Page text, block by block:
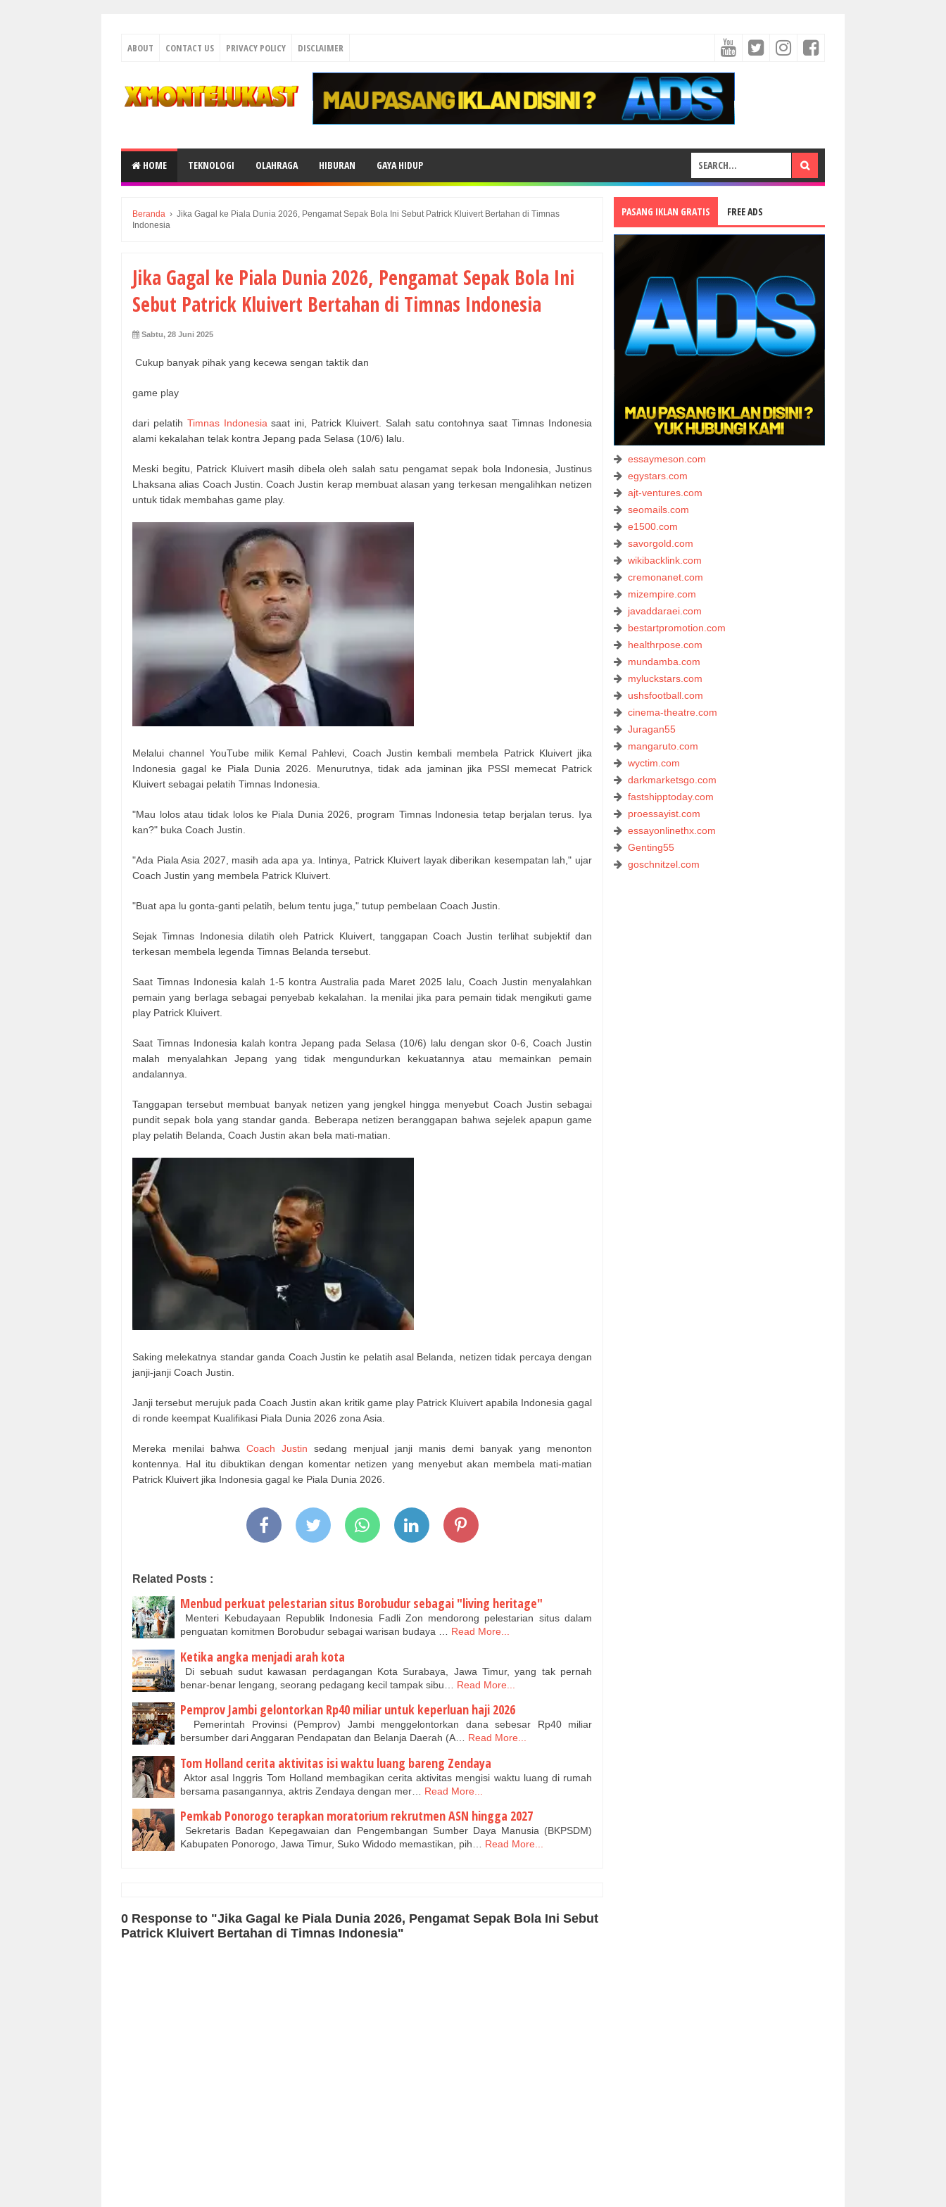
ABOUT CONTACT US PRIVACY POLICY DISCLAIMER
HOME TEKNOLOGI OLAHRAGA HIBURAN GAYA HIDUP
Beranda › Jika Gagal ke Piala Dunia 2026, Pengamat Sepak Bola Ini Sebut Patrick Kluivert Bertahan di Timnas
Indonesia
Jika Gagal ke Piala Dunia 2026, Pengamat Sepak Bola Ini
Sebut Patrick Kluivert Bertahan di Timnas Indonesia
Sabtu, 28 Juni 2025
Cukup banyak pihak yang kecewa sengan taktik dan
game play
dari pelatih Timnas Indonesia saat ini, Patrick Kluivert. Salah satu contohnya saat Timnas Indonesia
alami kekalahan telak kontra Jepang pada Selasa (10/6) lalu.
Meski begitu, Patrick Kluivert masih dibela oleh salah satu pengamat sepak bola Indonesia, Justinus
Lhaksana alias Coach Justin. Coach Justin kerap membuat alasan yang terkesan mengalihkan netizen
untuk tidak membahas game play.
Melalui channel YouTube milik Kemal Pahlevi, Coach Justin kembali membela Patrick Kluivert jika
Indonesia gagal ke Piala Dunia 2026. Menurutnya, tidak ada jaminan jika PSSI memecat Patrick
Kluivert sebagai pelatih Timnas Indonesia.
"Mau lolos atau tidak lolos ke Piala Dunia 2026, program Timnas Indonesia tetap berjalan terus. Iya
kan?" buka Coach Justin.
"Ada Piala Asia 2027, masih ada apa ya. Intinya, Patrick Kluivert layak diberikan kesempatan lah," ujar
Coach Justin yang membela Patrick Kluivert.
"Buat apa lu gonta-ganti pelatih, belum tentu juga," tutup pembelaan Coach Justin.
Sejak Timnas Indonesia dilatih oleh Patrick Kluivert, tanggapan Coach Justin terlihat subjektif dan
terkesan membela legenda Timnas Belanda tersebut.
Saat Timnas Indonesia kalah 1-5 kontra Australia pada Maret 2025 lalu, Coach Justin menyalahkan
pemain yang berlaga sebagai penyebab kekalahan. Ia menilai jika para pemain tidak mengikuti game
play Patrick Kluivert.
Saat Timnas Indonesia kalah kontra Jepang pada Selasa (10/6) lalu dengan skor 0-6, Coach Justin
malah menyalahkan Jepang yang tidak mengundurkan kekuatannya atau memainkan pemain
andalannya.
Tanggapan tersebut membuat banyak netizen yang jengkel hingga menyebut Coach Justin sebagai
pundit sepak bola yang standar ganda. Beberapa netizen beranggapan bahwa sejelek apapun game
play pelatih Belanda, Coach Justin akan bela mati-matian.
Saking melekatnya standar ganda Coach Justin ke pelatih asal Belanda, netizen tidak percaya dengan
janji-janji Coach Justin.
Janji tersebut merujuk pada Coach Justin akan kritik game play Patrick Kluivert apabila Indonesia gagal
di ronde keempat Kualifikasi Piala Dunia 2026 zona Asia.
Mereka menilai bahwa Coach Justin sedang menjual janji manis demi banyak yang menonton
kontennya. Hal itu dibuktikan dengan komentar netizen yang menyebut akan membela mati-matian
Patrick Kluivert jika Indonesia gagal ke Piala Dunia 2026.
Related Posts :
Menbud perkuat pelestarian situs Borobudur sebagai "living heritage"
Menteri Kebudayaan Republik Indonesia Fadli Zon mendorong pelestarian situs dalam
penguatan komitmen Borobudur sebagai warisan budaya …
Read More...
Ketika angka menjadi arah kota
Di sebuah sudut kawasan perdagangan Kota Surabaya, Jawa Timur, yang tak pernah
benar-benar lengang, seorang pedagang kecil tampak sibu…
Read More...
Pemprov Jambi gelontorkan Rp40 miliar untuk keperluan haji 2026
Pemerintah Provinsi (Pemprov) Jambi menggelontorkan dana sebesar Rp40 miliar
bersumber dari Anggaran Pendapatan dan Belanja Daerah (A…
Read More...
Tom Holland cerita aktivitas isi waktu luang bareng Zendaya
Aktor asal Inggris Tom Holland membagikan cerita aktivitas mengisi waktu luang di rumah
bersama pasangannya, aktris Zendaya dengan mer…
Read More...
Pemkab Ponorogo terapkan moratorium rekrutmen ASN hingga 2027
Sekretaris Badan Kepegawaian dan Pengembangan Sumber Daya Manusia (BKPSDM)
Kabupaten Ponorogo, Jawa Timur, Suko Widodo memastikan, pih…
Read More...
0 Response to "Jika Gagal ke Piala Dunia 2026, Pengamat Sepak Bola Ini Sebut
Patrick Kluivert Bertahan di Timnas Indonesia"
PASANG IKLAN GRATIS FREE ADS
essaymeson.com
egystars.com
ajt-ventures.com
seomails.com
e1500.com
savorgold.com
wikibacklink.com
cremonanet.com
mizempire.com
javaddaraei.com
bestartpromotion.com
healthrpose.com
mundamba.com
myluckstars.com
ushsfootball.com
cinema-theatre.com
Juragan55
mangaruto.com
wyctim.com
darkmarketsgo.com
fastshipptoday.com
proessayist.com
essayonlinethx.com
Genting55
goschnitzel.com